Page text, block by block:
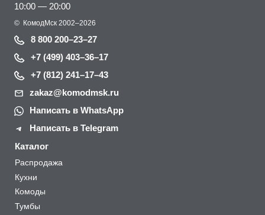
10:00 — 20:00
© КомодМск 2002–2026
8 800 200–23–27
+7 (499) 403–36–17
+7 (812) 241–17–43
zakaz@komodmsk.ru
Написать в WhatsApp
Написать в Telegram
Каталог
Распродажа
Кухни
Комоды
Тумбы